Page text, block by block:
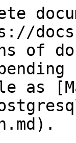
of
as